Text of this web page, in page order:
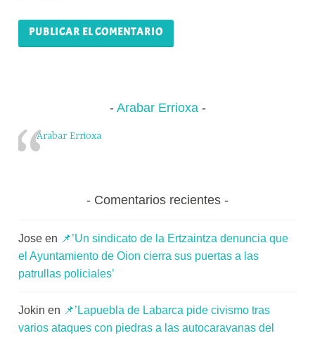
Arabar Errioxa
Arabar Errioxa
Comentarios recientes
Jose en 📌’Un sindicato de la Ertzaintza denuncia que
el Ayuntamiento de Oion cierra sus puertas a las
patrullas policiales’
Jokin en 📌’Lapuebla de Labarca pide civismo tras
varios ataques con piedras a las autocaravanas del